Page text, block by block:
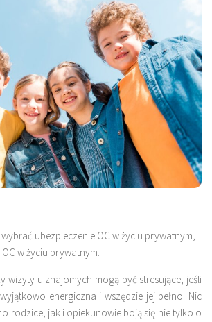
ubezpieczenie OC w życiu prywatnym,
w życiu prywatnym.
wizyty u znajomych mogą być stresujące, jeśli
energiczna i wszędzie jej pełno. Nic
rodzice, jak i opiekunowie boją się nie tylko o